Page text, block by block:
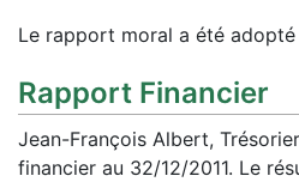
Le rapport moral a été
Rapport Financier
Jean-François Albert,
financier au 32/12/2011. Le